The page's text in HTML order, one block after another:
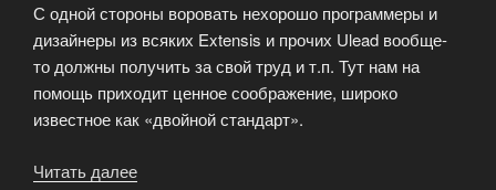
С одной стороны воровать нехорошо программеры и
дизайнеры из всяких Extensis и прочих Ulead вообще-
то должны получить за свой труд и т.п. Тут нам на
помощь приходит ценное соображение, широко
известное как «двойной стандарт».
Читать далее